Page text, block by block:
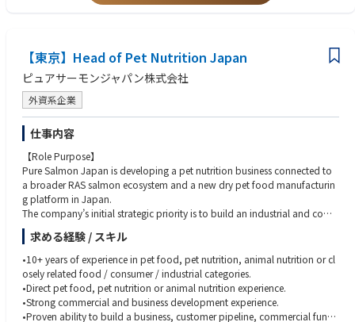
【東京】Head of Pet Nutrition Japan
ピュアサーモンジャパン株式会社
外資系企業
仕事内容
【Role Purpose】
Pure Salmon Japan is developing a pet nutrition business connected to
a broader RAS salmon ecosystem and a new dry pet food manufacturin
g platform in Japan.
The company’s initial strategic priority is to build an industrial and com
mercial foundation through White/Private Label production, customer q
ualification, product portfolio discipline and business development. Ove
r time, the platform may evolve toward premium products, RAS-based r
ecipes, outsourced wet formats and potentially proprietary brand oppo
rtunities.
Pure Salmon Japan is seeking a Head of Pet Nutrition Japan to own and
drive the business side of the Pet Nutrition activity.
求める経験 / スキル
•10+ years of experience in pet food, pet nutrition, animal nutrition or cl
osely related food / consumer / industrial categories.
•Direct pet food, pet nutrition or animal nutrition experience.
•Strong commercial and business development experience.
•Proven ability to build a business, customer pipeline, commercial functi